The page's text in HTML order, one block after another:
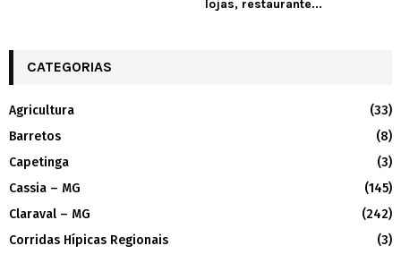
lojas, restaurante...
CATEGORIAS
Agricultura
(33)
Barretos
(8)
Capetinga
(3)
Cassia – MG
(145)
Claraval – MG
(242)
Corridas Hípicas Regionais
(3)